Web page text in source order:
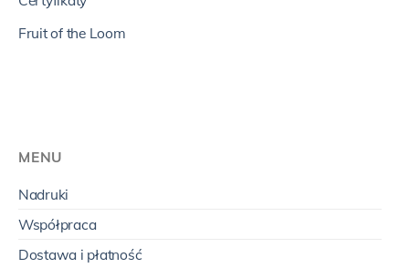
Fruit of the Loom
MENU
Nadruki
Współpraca
Dostawa i płatność